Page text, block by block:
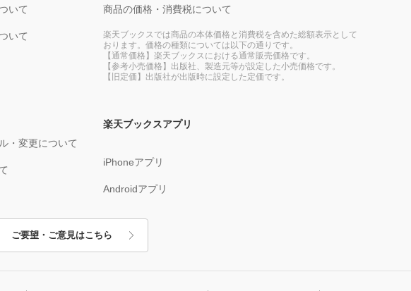
いて
いて
・変更について
商品の価格・消費税について
楽天ブックスでは商品の本体価格と消費税を含めた総額表示として
おります。価格の種類については以下の通りです。
【通常価格】楽天ブックスにおける通常販売価格です。
【参考小売価格】出版社、製造元等が設定した小売価格です。
【旧定価】出版社が出版時に設定した定価です。
楽天ブックスアプリ
iPhoneアプリ
Androidアプリ
ご要望・ご意見はこちら